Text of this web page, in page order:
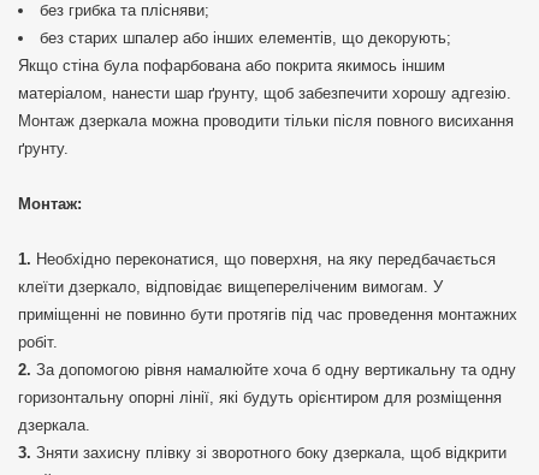
без грибка та плісняви;
без старих шпалер або інших елементів, що декорують;
Якщо стіна була пофарбована або покрита якимось іншим
матеріалом, нанести шар ґрунту, щоб забезпечити хорошу адгезію.
Монтаж дзеркала можна проводити тільки після повного висихання
ґрунту.
Монтаж:
Необхідно переконатися, що поверхня, на яку передбачається
клеїти дзеркало, відповідає вищепереліченим вимогам. У
приміщенні не повинно бути протягів під час проведення монтажних
робіт.
За допомогою рівня намалюйте хоча б одну вертикальну та одну
горизонтальну опорні лінії, які будуть орієнтиром для розміщення
дзеркала.
Зняти захисну плівку зі зворотного боку дзеркала, щоб відкрити